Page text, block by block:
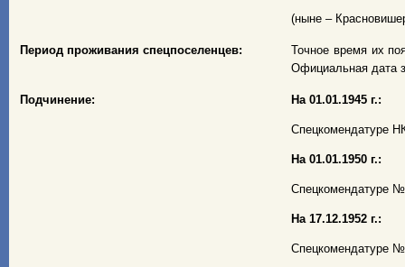
(ныне –
Период проживания спецпоселенцев:
Точное время их
Официальная дата
Подчинение: На 01.01.1945 г.:
Спецкомендатуре
На 01.01.1950 г.:
Спецкомендатуре
На 17.12.1952 г.:
Спецкомендатуре